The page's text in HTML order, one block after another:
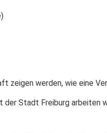
zeigen werden, wie eine
Stadt Freiburg arbeiten